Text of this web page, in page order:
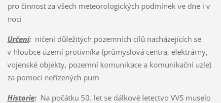
pro činnost za všech meteorologických podmínek ve dne i v
noci
Určení:ničení důležitých pozemních cílů nacházejících se
v hloubce území protivníka (průmyslová centra, elektrárny,
vojenské objekty, pozemní komunikace a komunikační uzle)
za pomoci neřízených pum
Historie:Na počátku 50. let se dálkové letectvo VVS muselo